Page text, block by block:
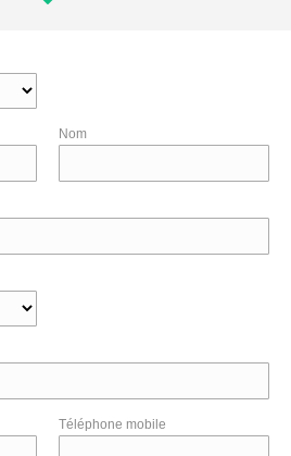
Nom
Téléphone mobile